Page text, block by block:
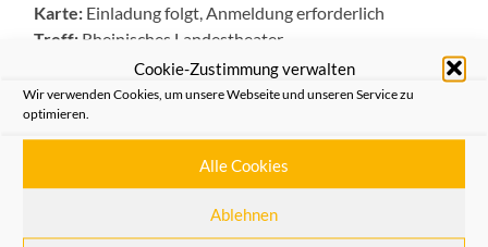
Cookie-Zustimmung verwalten
Wir verwenden Cookies, um unsere Webseite und unseren Service zu
optimieren.
Alle Cookies
Ablehnen
Karte: Einladung folgt, Anmeldung erforderlich
Treff: Rheinisches Landestheater
Allgemein,Aus dem Verein
Krippentour 2015 nach Köln